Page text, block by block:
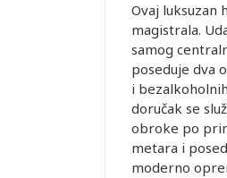
Ovaj luksuzan
magistrala.
samog
poseduje dva
i
doručak se
obroke po
metara i
moderno